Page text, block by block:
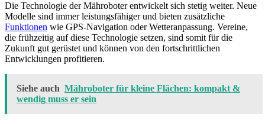
Die Technologie der Mähroboter entwickelt sich stetig weiter. Neue
Modelle sind immer leistungsfähiger und bieten zusätzliche
Funktionen wie GPS-Navigation oder Wetteranpassung. Vereine,
die frühzeitig auf diese Technologie setzen, sind somit für die
Zukunft gut gerüstet und können von den fortschrittlichen
Entwicklungen profitieren.
Siehe auch Mähroboter für kleine Flächen: kompakt &
wendig muss er sein